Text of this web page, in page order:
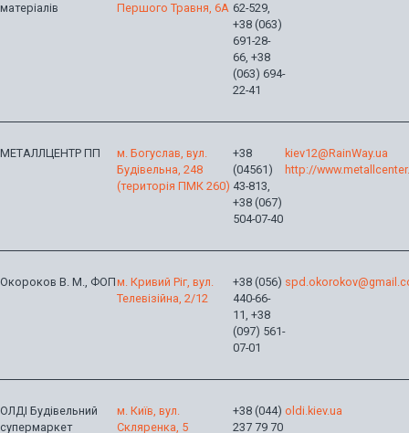
матеріалів
Першого Травня, 6А 62-529,
+38 (063)
691-28-
66, +38
(063) 694-
22-41
МЕТАЛЛЦЕНТР ПП
м. Богуслав, вул.
Будівельна, 248
(територія ПМК 260)
+38
(04561)
43-813,
+38 (067)
504-07-40
kiev12@RainWay.ua
http://
Окороков В. М., ФОПм. Кривий Ріг, вул.
Телевізійна, 2/12
+38 (056)
440-66-
11, +38
(097) 561-
07-01
ОЛДІ Будівельний
супермаркет
м. Київ, вул.
Скляренка, 5
+38 (044)
237 79 70
oldi.kiev.ua